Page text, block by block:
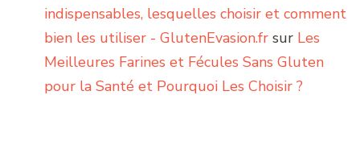
indispensables, lesquelles choisir et comment
bien les utiliser - GlutenEvasion.fr sur Les
Meilleures Farines et Fécules Sans Gluten
pour la Santé et Pourquoi Les Choisir ?